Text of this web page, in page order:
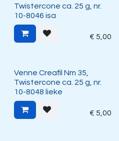
Twistercone ca. 25 g, nr.
10-8046 isa
€ 5,00
Venne Creafil Nm 35,
Twistercone ca. 25 g, nr.
10-8048 lieke
€ 5,00